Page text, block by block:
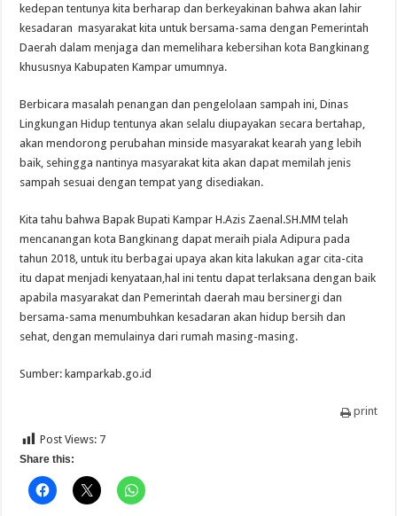
kedepan tentunya kita berharap dan berkeyakinan bahwa akan lahir
kesadaran masyarakat kita untuk bersama-sama dengan Pemerintah
Daerah dalam menjaga dan memelihara kebersihan kota Bangkinang
khususnya Kabupaten Kampar umumnya.
Berbicara masalah penangan dan pengelolaan sampah ini, Dinas
Lingkungan Hidup tentunya akan selalu diupayakan secara bertahap,
akan mendorong perubahan minside masyarakat kearah yang lebih
baik, sehingga nantinya masyarakat kita akan dapat memilah jenis
sampah sesuai dengan tempat yang disediakan.
Kita tahu bahwa Bapak Bupati Kampar H.Azis Zaenal.SH.MM telah
mencanangan kota Bangkinang dapat meraih piala Adipura pada
tahun 2018, untuk itu berbagai upaya akan kita lakukan agar cita-cita
itu dapat menjadi kenyataan,hal ini tentu dapat terlaksana dengan baik
apabila masyarakat dan Pemerintah daerah mau bersinergi dan
bersama-sama menumbuhkan kesadaran akan hidup bersih dan
sehat, dengan memulainya dari rumah masing-masing.
Sumber: kamparkab.go.id
print
Post Views: 7
Share this: